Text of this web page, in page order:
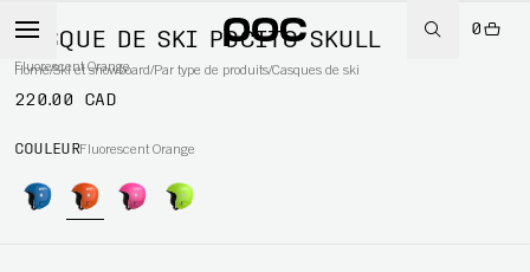
0
Home/Ski et snowboard/Par type de produits/Casques de ski
CASQUE DE SKI POCITO SKULL
Fluorescent Orange
220.00 CAD
COULEURFluorescent Orange